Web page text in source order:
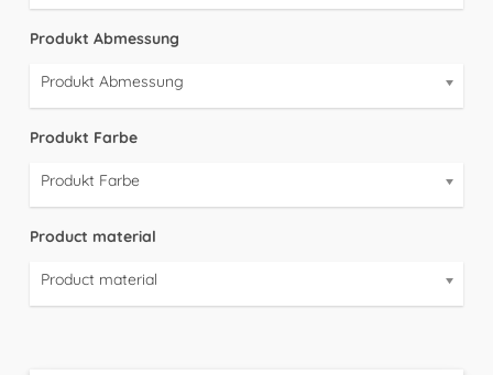
Produkt Abmessung
Produkt Abmessung
Produkt Farbe
Produkt Farbe
Product material
Product material